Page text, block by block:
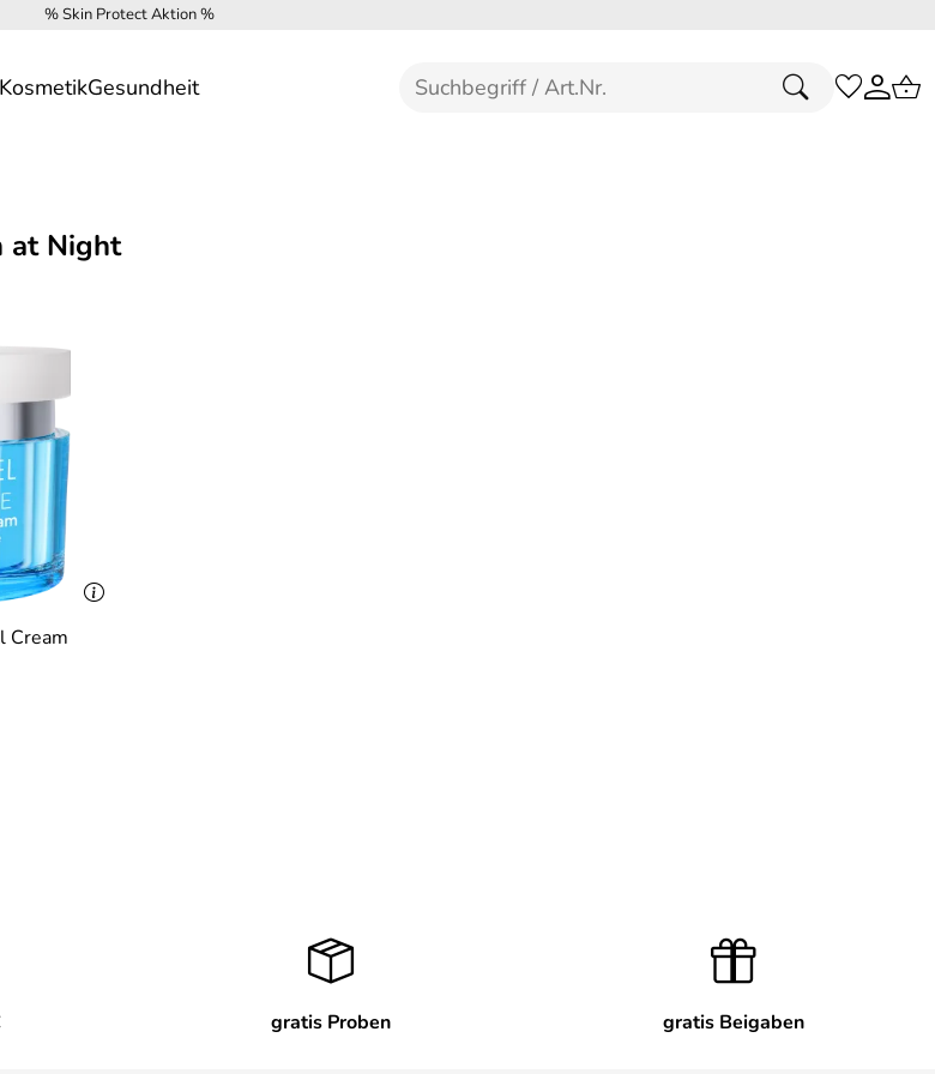
% Skin Protect Aktion %
KosmetikGesundheit
at Night
Cream
gratis Proben gratis Beigaben